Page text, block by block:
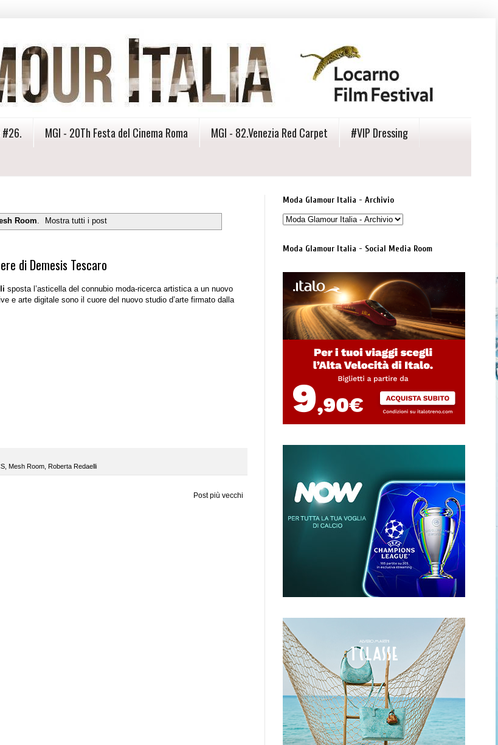
#26. MGI - 20Th Festa del Cinema Roma MGI - 82.Venezia Red Carpet
#VIP Dressing
Room. Mostra tutti i post
di Demesis Tescaro
sposta l’asticella del connubio moda-ricerca artistica a un nuovo
e arte digitale sono il cuore del nuovo studio d’arte firmato dalla
Mesh Room Roberta Redaelli
Post più vecchi
Moda Glamour Italia - Archivio
Moda Glamour Italia - Social Media Room